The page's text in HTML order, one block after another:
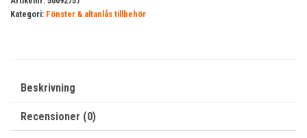
Kategori: Fönster & altanlås tillbehör
Beskrivning
Recensioner (0)